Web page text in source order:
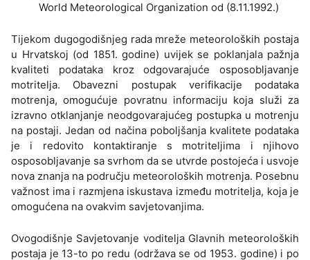
World Meteorological Organization od (8.11.1992.)
Tijekom dugogodišnjeg rada mreže meteoroloških postaja
u Hrvatskoj (od 1851. godine) uvijek se poklanjala pažnja
kvaliteti podataka kroz odgovarajuće osposobljavanje
motritelja. Obavezni postupak verifikacije podataka
motrenja, omogućuje povratnu informaciju koja služi za
izravno otklanjanje neodgovarajućeg postupka u motrenju
na postaji. Jedan od načina poboljšanja kvalitete podataka
je i redovito kontaktiranje s motriteljima i njihovo
osposobljavanje sa svrhom da se utvrde postojeća i usvoje
nova znanja na području meteoroloških motrenja. Posebnu
važnost ima i razmjena iskustava između motritelja, koja je
omogućena na ovakvim savjetovanjima.
Ovogodišnje Savjetovanje voditelja Glavnih meteoroloških
postaja je 13-to po redu (održava se od 1953. godine) i po